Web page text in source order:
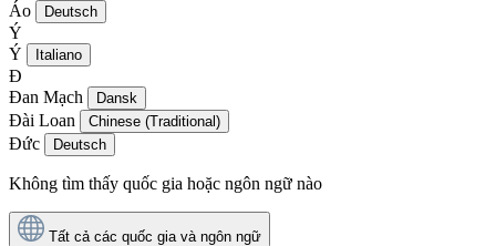
Áo
Deutsch
Ý
Ý
Italiano
Đ
Đan Mạch
Dansk
Đài Loan Chinese (Traditional)
Đức Deutsch
Không tìm thấy quốc gia hoặc ngôn ngữ nào
Tất cả các quốc gia và ngôn ngữ